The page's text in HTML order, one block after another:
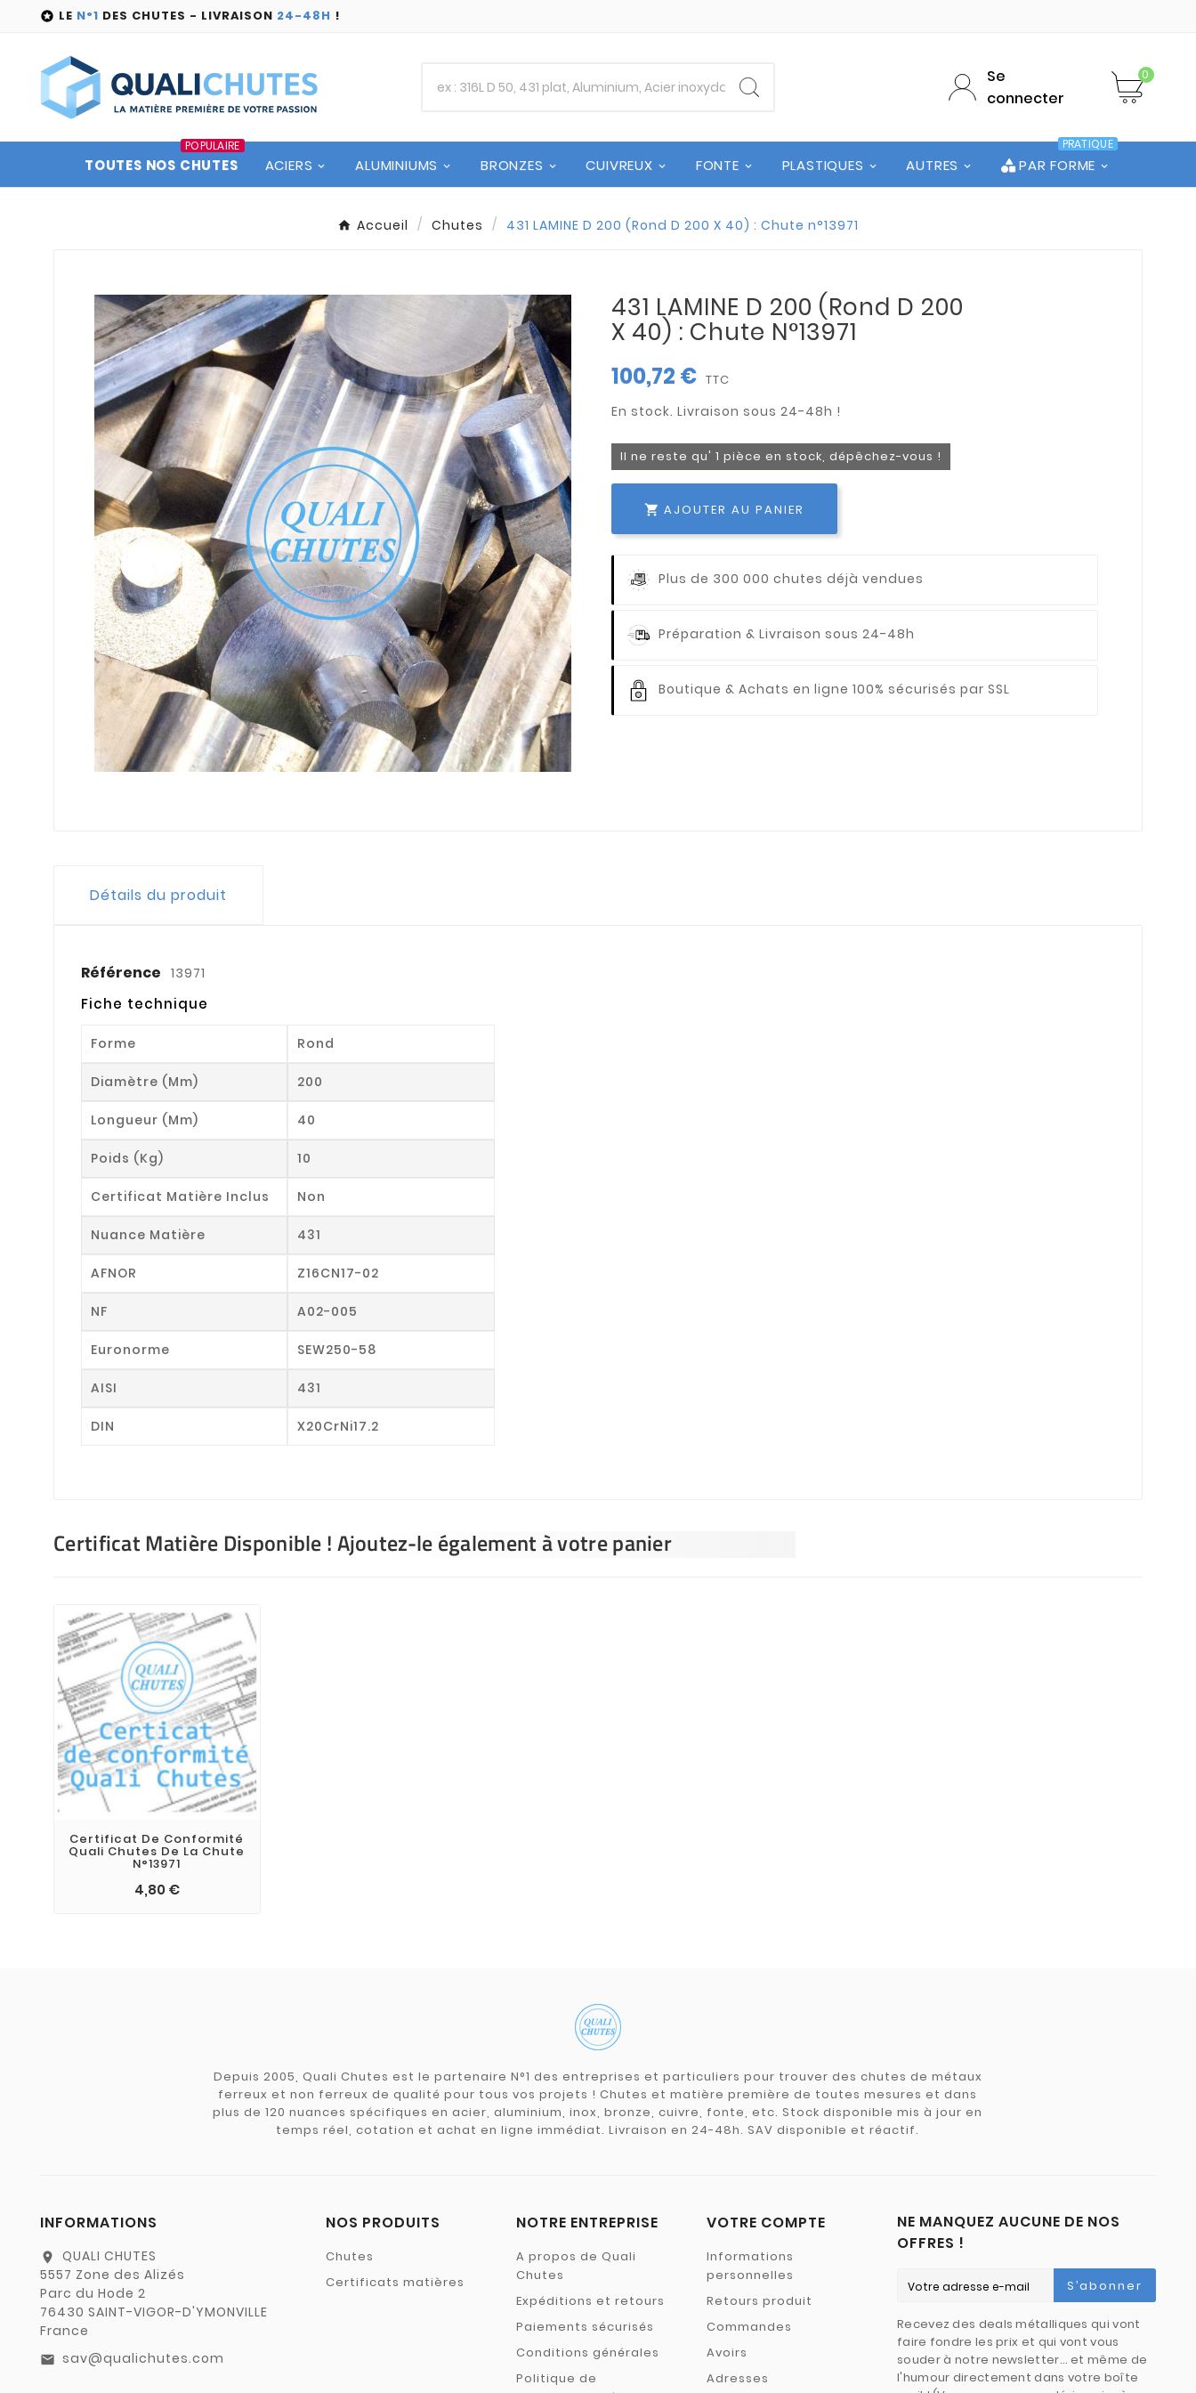
 LE N°1 DES CHUTES - LIVRAISON 24-48H !
Se
connecter
0
TOUTES NOS CHUTES
POPULAIRE
ACIERS ALUMINIUMS BRONZES CUIVREUX FONTE PLASTIQUES AUTRES PAR FORME
PRATIQUE
Accueil Chutes 431 LAMINE D 200 (Rond D 200 X 40) : Chute n°13971
431 LAMINE D 200 (Rond D 200
X 40) : Chute N°13971
100,72 € TTC
Il ne reste qu' 1 pièce en stock, dépêchez-vous !
 AJOUTER AU PANIER
Plus de 300 000 chutes déjà vendues
Préparation & Livraison sous 24-48h
Boutique & Achats en ligne 100% sécurisés par SSL
Détails du produit
Référence 13971
Fiche technique
Forme Rond
Diamètre (mm) 200
Longueur (mm) 40
Poids (kg) 10
Certificat Matière Inclus Non
Nuance Matière 431
AFNOR Z16CN17-02
NF A02-005
Euronorme SEW250-58
AISI 431
DIN X20CrNi17.2
Certificat Matière Disponible ! Ajoutez-le également à votre panier
Certificat De Conformité
Quali Chutes De La Chute
N°13971
4,80 €
Depuis 2005, Quali Chutes est le partenaire N°1 des entreprises et particuliers pour trouver des chutes de métaux
ferreux et non ferreux de qualité pour tous vos projets ! Chutes et matière première de toutes mesures et dans
plus de 120 nuances spécifiques en acier, aluminium, inox, bronze, cuivre, fonte, etc. Stock disponible mis à jour en
temps réel, cotation et achat en ligne immédiat. Livraison en 24-48h. SAV disponible et réactif.
INFORMATIONS
location_on
QUALI CHUTES
5557 Zone des Alizés
Parc du Hode 2
76430 SAINT-VIGOR-D'YMONVILLE
France
email sav@qualichutes.com
NOS PRODUITS
Chutes
Certificats matières
NOTRE ENTREPRISE
A propos de Quali
Chutes
Expéditions et retours
Paiements sécurisés
Conditions générales
Politique de
VOTRE COMPTE
Informations
personnelles
Retours produit
Commandes
Avoirs
Adresses
NE MANQUEZ AUCUNE DE NOS
OFFRES !
S’abonner
Recevez des deals métalliques qui vont
faire fondre les prix et qui vont vous
souder à notre newsletter… et même de
l'humour directement dans votre boîte